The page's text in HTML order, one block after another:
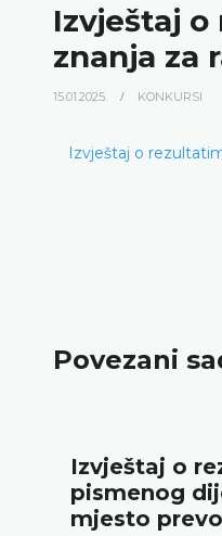
Izvještaj
znanja za
15.01.2025. KONKURSI
Izvještaj o
Povezani
Izvještaj o
pismenog
mjesto